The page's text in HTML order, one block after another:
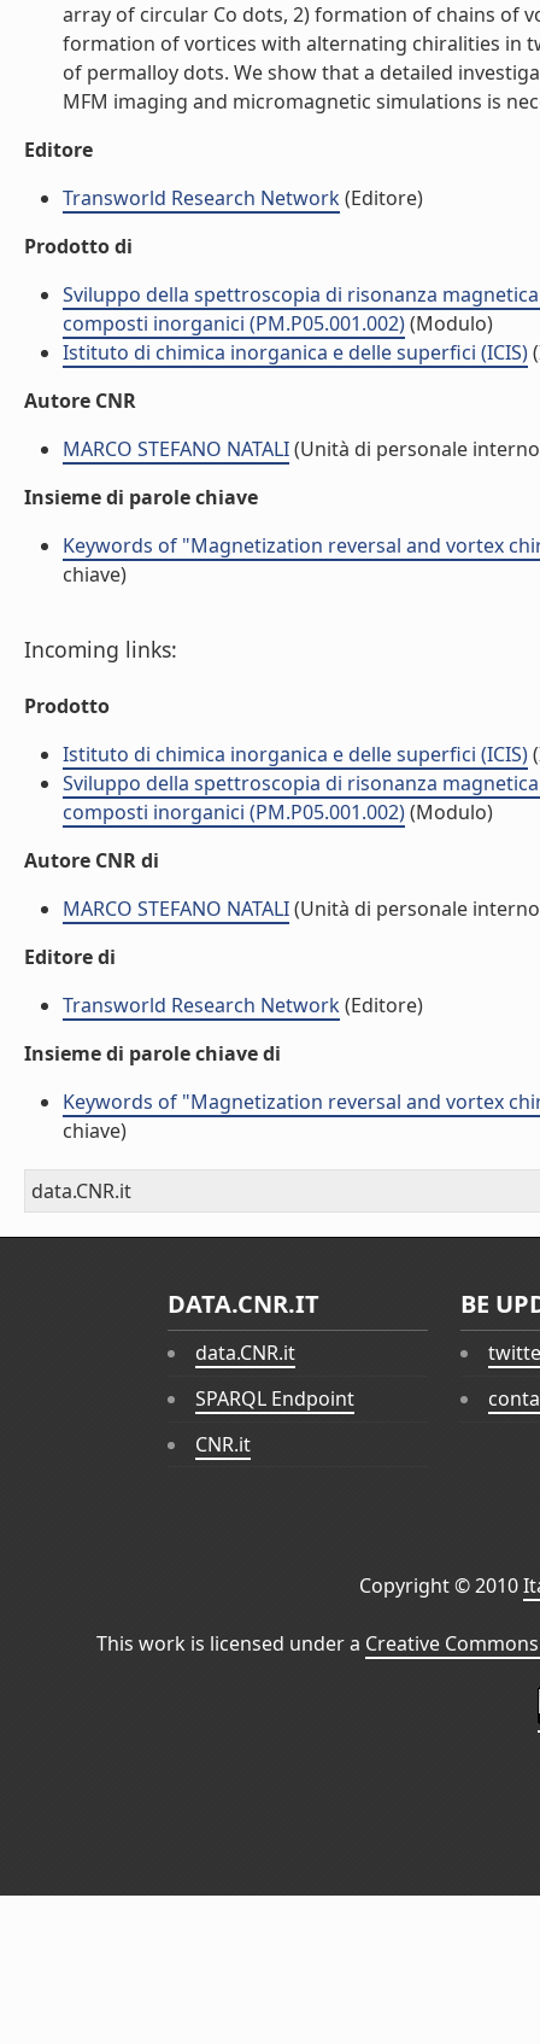
array of circular Co dots, 2) formation of chains of
formation of vortices with alternating chiralities in
of permalloy dots. We show that a detailed
MFM imaging and micromagnetic simulations is
Editore
Transworld Research Network(Editore)
Prodotto di
Sviluppo della spettroscopia di risonanza
composti inorganici (PM.P05.001.002)(Modulo)
Istituto di chimica inorganica e delle superfici (ICIS)
Autore CNR
MARCO STEFANO NATALI(Unità di personale
Insieme di parole chiave
Keywords of "Magnetization reversal and vortex
chiave)
Incoming links:
Prodotto
Istituto di chimica inorganica e delle superfici (ICIS)
Sviluppo della spettroscopia di risonanza
composti inorganici (PM.P05.001.002)(Modulo)
Autore CNR di
MARCO STEFANO NATALI(Unità di personale
Editore di
Transworld Research Network(Editore)
Insieme di parole chiave di
Keywords of "Magnetization reversal and vortex
chiave)
data.CNR.it
DATA.CNR.IT
data.CNR.it
SPARQL Endpoint
CNR.it
BE
Copyright © 2010
This work is licensed under a Creative